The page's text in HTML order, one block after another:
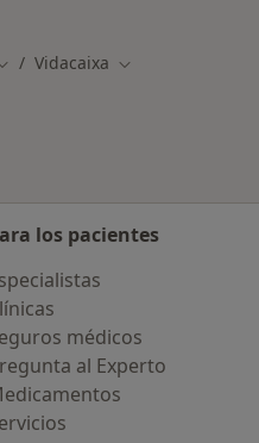
de ciudad
Vidacaixa Cambiar de ciudad
los pacientes
médicos
al Experto